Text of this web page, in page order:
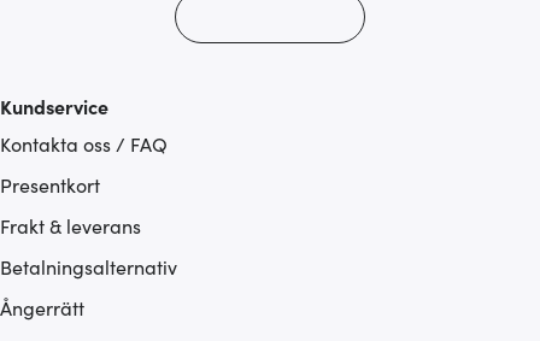
Kundservice
Kontakta oss / FAQ
Presentkort
Frakt & leverans
Betalningsalternativ
Ångerrätt